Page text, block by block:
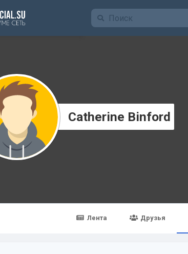
Catherine Binford
Лента Друзья